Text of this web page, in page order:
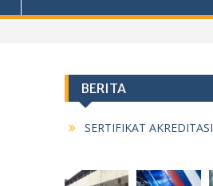
BERITA
SERTIFIKAT